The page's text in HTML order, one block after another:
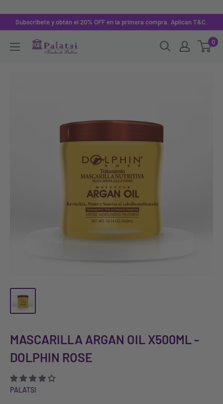
Subscribete y obtén el 20% OFF en la primera compra. Aplican T&C.
0
MASCARILLA ARGAN OIL X500ML -
DOLPHIN ROSE
PALATSI